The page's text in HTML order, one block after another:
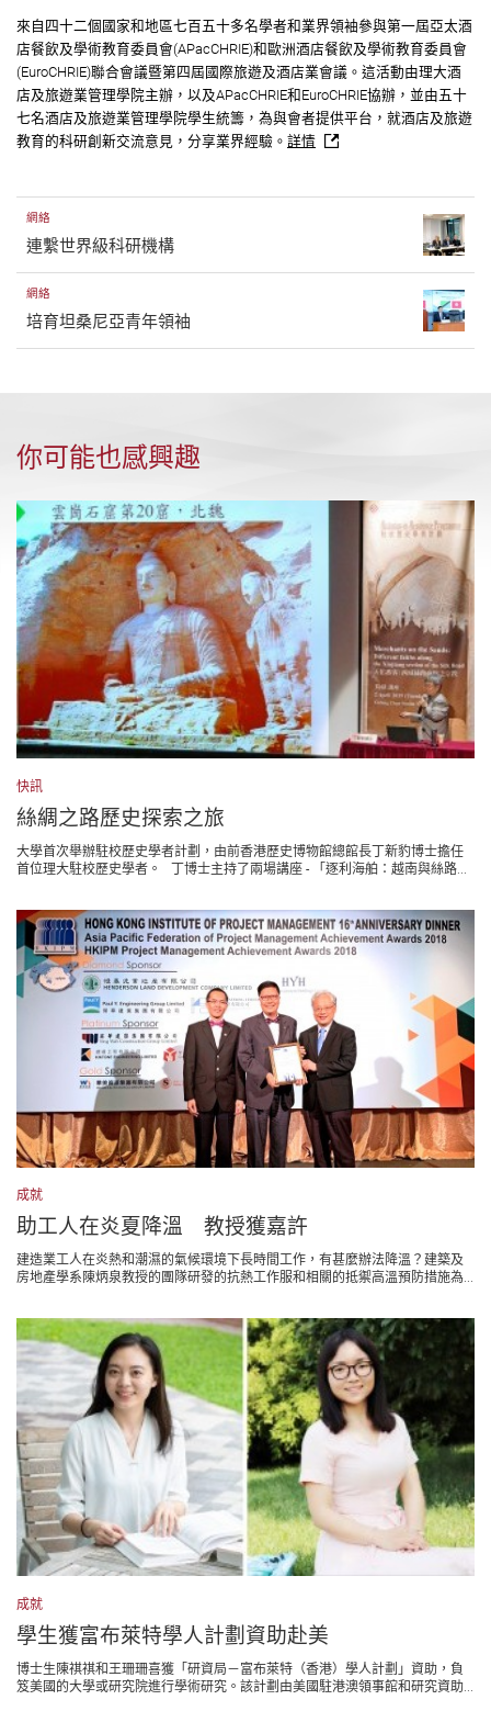
網絡
連繫世界級科研機構
網絡
培育坦桑尼亞青年領袖
來自四十二個國家和地區七百五十多名學者和業界領袖參與第一屆亞太酒
店餐飲及學術教育委員會(APacCHRIE)和歐洲酒店餐飲及學術教育委員會
(EuroCHRIE)聯合會議暨第四屆國際旅遊及酒店業會議。這活動由理大酒
店及旅遊業管理學院主辦，以及APacCHRIE和EuroCHRIE協辦，並由五十
七名酒店及旅遊業管理學院學生統籌，為與會者提供平台，就酒店及旅遊
教育的科研創新交流意見，分享業界經驗。 詳情
你可能也感興趣
快訊
絲綢之路歷史探索之旅
大學首次舉辦駐校歷史學者計劃，由前香港歷史博物館總館長丁新豹博士擔任
首位理大駐校歷史學者。 丁博士主持了兩場講座 - 「逐利海舶：越南與絲路...
成就
助工人在炎夏降溫 教授獲嘉許
建造業工人在炎熱和潮濕的氣候環境下長時間工作，有甚麼辦法降溫？建築及
房地產學系陳炳泉教授的團隊研發的抗熱工作服和相關的抵禦高溫預防措施為...
成就
學生獲富布萊特學人計劃資助赴美
博士生陳祺祺和王珊珊喜獲「研資局－富布萊特（香港）學人計劃」資助，負
笈美國的大學或研究院進行學術研究。該計劃由美國駐港澳領事館和研究資助...